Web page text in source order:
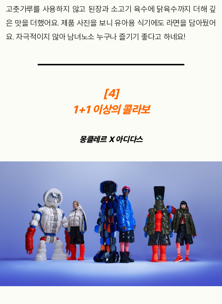
고춧가루를 사용하지 않고 된장과 소고기 육수에 닭육수까지 더해 깊
은 맛을 더했어요. 제품 사진을 보니 유아용 식기에도 라면을 담아뒀어
요. 자극적이지 않아 남녀노소 누구나 즐기기 좋다고 하네요!
[4]
1+1 이상의 콜라보
몽클레르 X 아디다스